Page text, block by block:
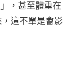
，甚至體重在
這不單是會影